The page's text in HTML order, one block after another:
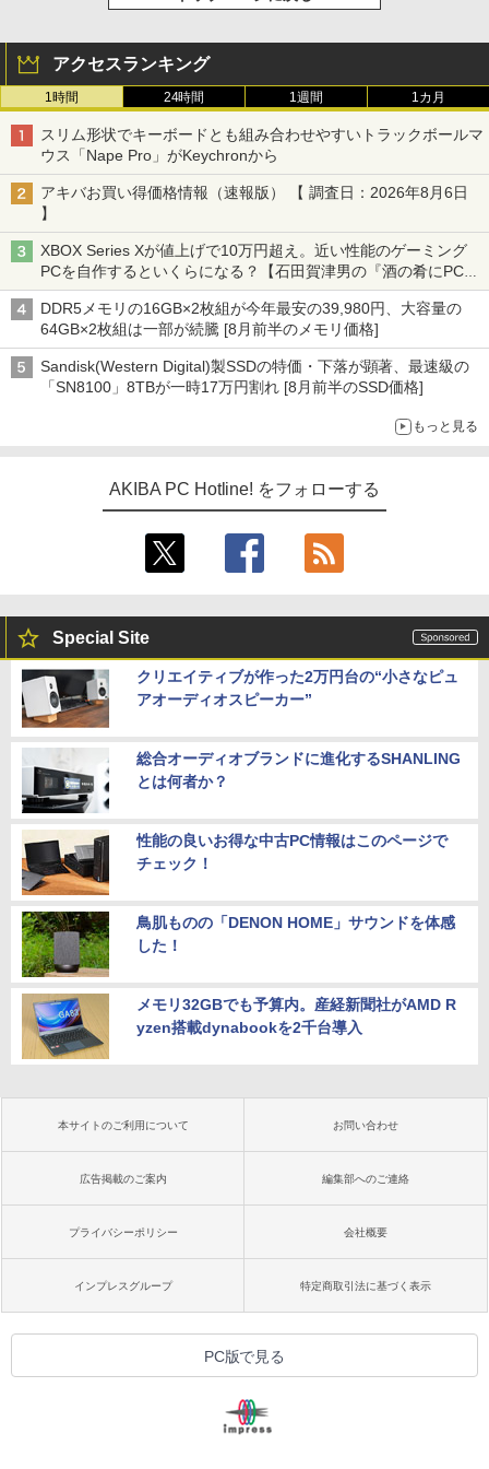
アクセスランキング
1時間 24時間 1週間 1カ月
スリム形状でキーボードとも組み合わせやすいトラックボールマ
ウス「Nape Pro」がKeychronから
アキバお買い得価格情報（速報版） 【 調査日：2026年8月6日
】
XBOX Series Xが値上げで10万円超え。近い性能のゲーミング
PCを自作するといくらになる？【石田賀津男の『酒の肴にPCゲ
ーム』】
DDR5メモリの16GB×2枚組が今年最安の39,980円、大容量の
64GB×2枚組は一部が続騰 [8月前半のメモリ価格]
Sandisk(Western Digital)製SSDの特価・下落が顕著、最速級の
「SN8100」8TBが一時17万円割れ [8月前半のSSD価格]
もっと見る
AKIBA PC Hotline! をフォローする
Special Site
クリエイティブが作った2万円台の“小さなピュ
アオーディオスピーカー”
総合オーディオブランドに進化するSHANLING
とは何者か？
性能の良いお得な中古PC情報はこのページで
チェック！
鳥肌ものの「DENON HOME」サウンドを体感
した！
メモリ32GBでも予算内。産経新聞社がAMD R
yzen搭載dynabookを2千台導入
本サイトのご利用について お問い合わせ
広告掲載のご案内 編集部へのご連絡
プライバシーポリシー 会社概要
インプレスグループ 特定商取引法に基づく表示
PC版で見る